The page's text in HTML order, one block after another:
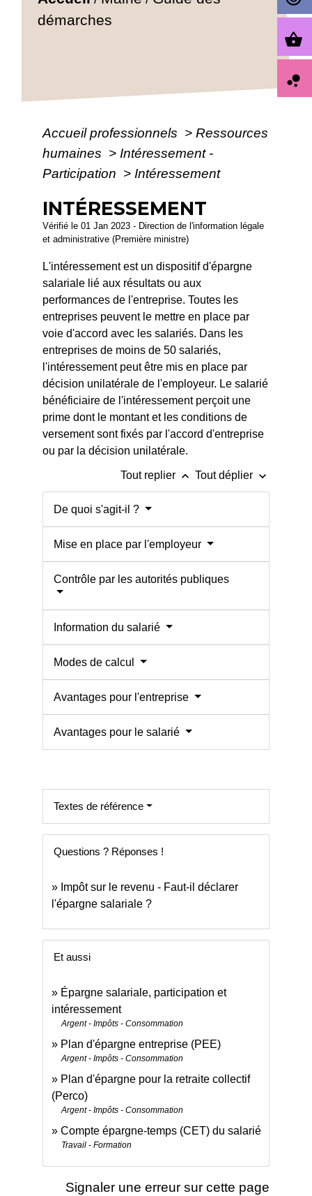
démarches
Accueil professionnels > Ressources
humaines > Intéressement -
Participation > Intéressement
INTÉRESSEMENT
Vérifié le 01 Jan 2023 - Direction de l'information légale
et administrative (Première ministre)
L'intéressement est un dispositif d'épargne
salariale lié aux résultats ou aux
performances de l'entreprise. Toutes les
entreprises peuvent le mettre en place par
voie d'accord avec les salariés. Dans les
entreprises de moins de 50 salariés,
l'intéressement peut être mis en place par
décision unilatérale de l'employeur. Le salarié
bénéficiaire de l'intéressement perçoit une
prime dont le montant et les conditions de
versement sont fixés par l'accord d'entreprise
ou par la décision unilatérale.
Tout replier keyboard_arrow_up Tout déplier keyboard_arrow_down
De quoi s'agit-il ?
Mise en place par l'employeur
Contrôle par les autorités publiques
Information du salarié
Modes de calcul
Avantages pour l'entreprise
Avantages pour le salarié
Textes de référence
Questions ? Réponses !
Impôt sur le revenu - Faut-il déclarer
l'épargne salariale ?
Et aussi
Épargne salariale, participation et
intéressement
Argent - Impôts - Consommation
Plan d'épargne entreprise (PEE)
Argent - Impôts - Consommation
Plan d'épargne pour la retraite collectif
(Perco)
Argent - Impôts - Consommation
Compte épargne-temps (CET) du salarié
Travail - Formation
Signaler une erreur sur cette page
shopping_basket
bubble_chart